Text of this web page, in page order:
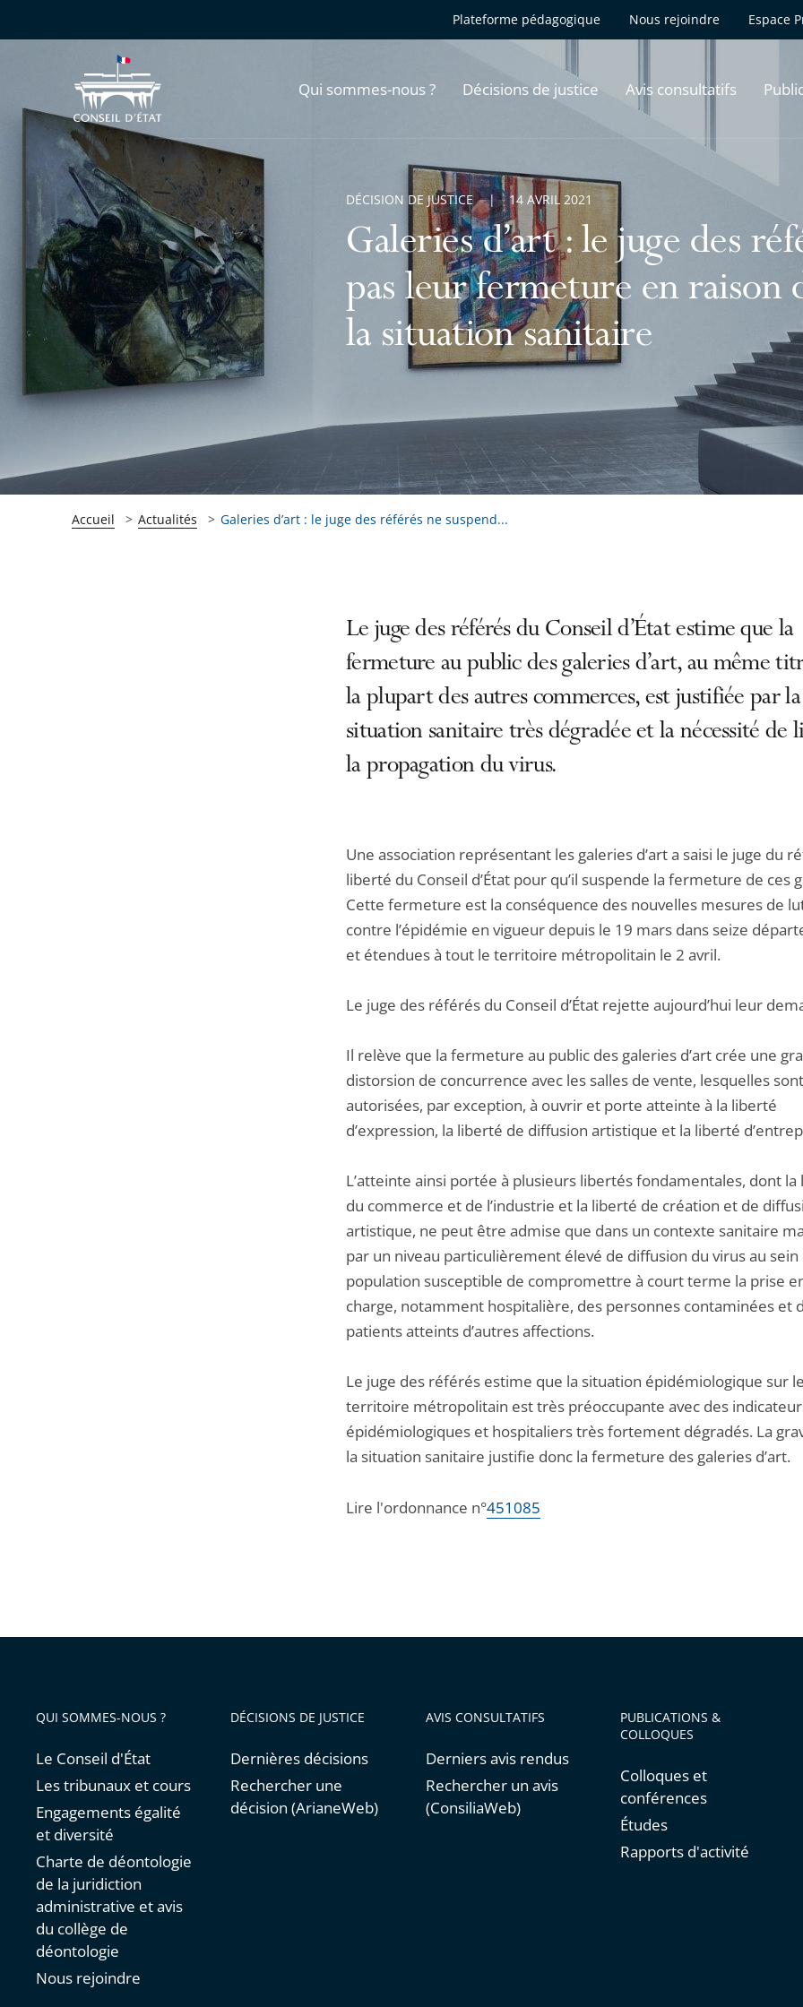
Plateforme pédagogique Nous rejoindre Espace
Qui sommes-nous ? Décisions de justice Avis consultatifs
Galeries d’art : le juge des
pas leur fermeture en raison
la situation sanitaire
DÉCISION DE JUSTICE 14 AVRIL 2021
Accueil Actualités Galeries d’art : le juge des référés ne suspend...
Le juge des référés du Conseil d’État estime que la
fermeture au public des galeries d’art, au même
la plupart des autres commerces, est justifiée par la
situation sanitaire très dégradée et la nécessité de
la propagation du virus.
Une association représentant les galeries d’art a saisi le juge du
liberté du Conseil d’État pour qu’il suspende la fermeture de ces
Cette fermeture est la conséquence des nouvelles mesures de
contre l’épidémie en vigueur depuis le 19 mars dans seize
et étendues à tout le territoire métropolitain le 2 avril.
Le juge des référés du Conseil d’État rejette aujourd’hui leur
Il relève que la fermeture au public des galeries d’art crée une
distorsion de concurrence avec les salles de vente, lesquelles sont
autorisées, par exception, à ouvrir et porte atteinte à la liberté
d’expression, la liberté de diffusion artistique et la liberté
L’atteinte ainsi portée à plusieurs libertés fondamentales, dont la
du commerce et de l’industrie et la liberté de création et de
artistique, ne peut être admise que dans un contexte sanitaire
par un niveau particulièrement élevé de diffusion du virus au sein
population susceptible de compromettre à court terme la prise
charge, notamment hospitalière, des personnes contaminées et
patients atteints d’autres affections.
Le juge des référés estime que la situation épidémiologique sur le
territoire métropolitain est très préoccupante avec des
épidémiologiques et hospitaliers très fortement dégradés. La
la situation sanitaire justifie donc la fermeture des galeries d’art.
Lire l'ordonnance n°451085
QUI SOMMES-NOUS ?
Le Conseil d'État
Les tribunaux et cours
Engagements égalité
et diversité
Charte de déontologie
de la juridiction
administrative et avis
du collège de
déontologie
Nous rejoindre
DÉCISIONS DE JUSTICE
Dernières décisions
Rechercher une
décision (ArianeWeb)
AVIS CONSULTATIFS
Derniers avis rendus
Rechercher un avis
(ConsiliaWeb)
PUBLICATIONS &
COLLOQUES
Colloques et
conférences
Études
Rapports d'activité